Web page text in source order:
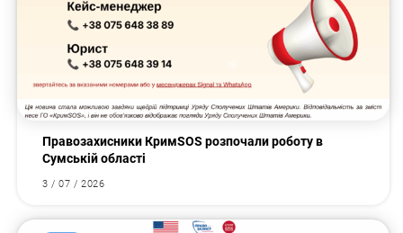
Правозахисники КримSOS розпочали роботу в
Сумській області
3 / 07 / 2026